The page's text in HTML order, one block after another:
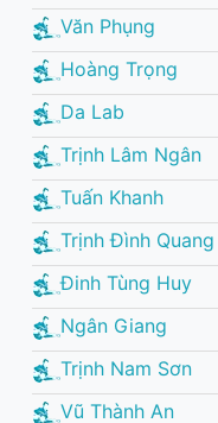
Văn Phụng
Hoàng Trọng
Da Lab
Trịnh Lâm Ngân
Tuấn Khanh
Trịnh Đình Quang
Đinh Tùng Huy
Ngân Giang
Trịnh Nam Sơn
Vũ Thành An